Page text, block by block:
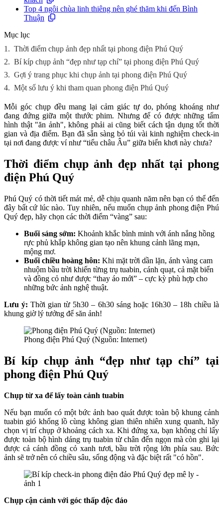
Top 4 ngôi chùa linh thiêng nên ghé thăm khi đến Bình
Thuận
Mục lục
1. Thời điểm chụp ảnh đẹp nhất tại phong điện Phú Quý
2. Bí kíp chụp ảnh “đẹp như tạp chí” tại phong điện Phú Quý
3. Gợi ý trang phục khi chụp ảnh tại phong điện Phú Quý
4. Một số lưu ý khi tham quan phong điện Phú Quý
Mỗi góc chụp đều mang lại cảm giác tự do, phóng khoáng như
đang đứng giữa một thước phim. Nhưng để có được những tấm
hình thật "ăn ảnh", không phải ai cũng biết cách tận dụng tốt thời
gian và địa điểm. Bạn đã sẵn sàng bỏ túi vài kinh nghiệm check-in
tại nơi đang được ví như “tiểu châu Âu” giữa biển khơi này chưa?
Thời điểm chụp ảnh đẹp nhất tại phong
điện Phú Quý
Phú Quý có thời tiết mát mẻ, dễ chịu quanh năm nên bạn có thể đến
đây bất cứ lúc nào. Tuy nhiên, nếu muốn chụp ảnh phong điện Phú
Quý đẹp, hãy chọn các thời điểm “vàng” sau:
Buổi sáng sớm: Khoảnh khắc bình minh với ánh nắng hồng
rực phủ khắp không gian tạo nên khung cảnh lãng mạn,
mộng mơ.
Buổi chiều hoàng hôn: Khi mặt trời dần lặn, ánh vàng cam
nhuộm bầu trời khiến từng trụ tuabin, cánh quạt, cả mặt biển
và đồng cỏ như được “thay áo mới” – cực kỳ phù hợp cho
những bức ảnh nghệ thuật.
Lưu ý: Thời gian từ 5h30 – 6h30 sáng hoặc 16h30 – 18h chiều là
khung giờ lý tưởng để săn ảnh!
Phong điện Phú Quý (Nguồn: Internet)
Bí kíp chụp ảnh “đẹp như tạp chí” tại
phong điện Phú Quý
Chụp từ xa để lấy toàn cảnh tuabin
Nếu bạn muốn có một bức ảnh bao quát được toàn bộ khung cảnh
tuabin gió khổng lồ cùng không gian thiên nhiên xung quanh, hãy
chọn vị trí chụp ở khoảng cách xa. Khi đứng xa, bạn không chỉ lấy
được toàn bộ hình dáng trụ tuabin từ chân đến ngọn mà còn ghi lại
được cả cánh đồng cỏ xanh tươi, bầu trời rộng lớn phía sau. Bức
ảnh sẽ trở nên có chiều sâu, sống động và đặc biệt rất "có hồn".
Chụp cận cảnh với góc thấp độc đáo